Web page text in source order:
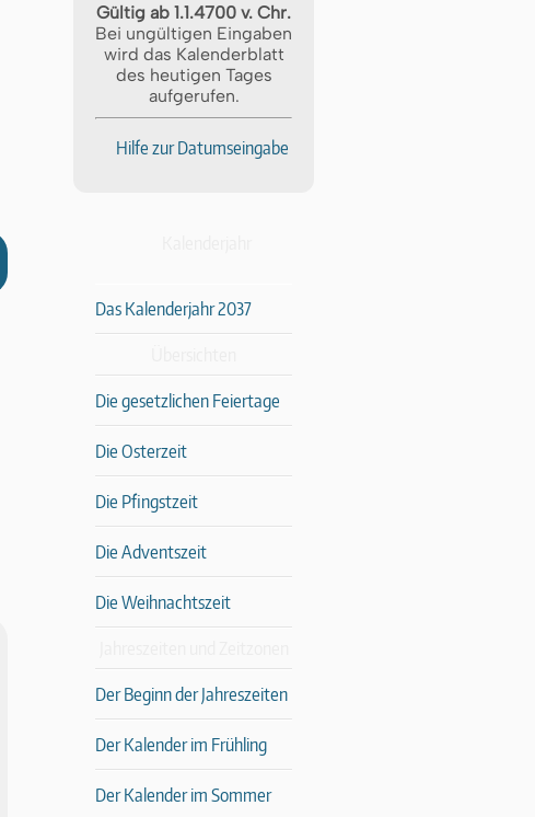
Gültig ab 1.1.4700 v. Chr.
Bei ungültigen Eingaben
wird das Kalenderblatt
des heutigen Tages
aufgerufen.
Hilfe zur Datumseingabe
Das Kalenderjahr 2037
Die gesetzlichen Feiertage
Die Osterzeit
Die Pfingstzeit
Die Adventszeit
Die Weihnachtszeit
Der Beginn der Jahreszeiten
Der Kalender im Frühling
Der Kalender im Sommer